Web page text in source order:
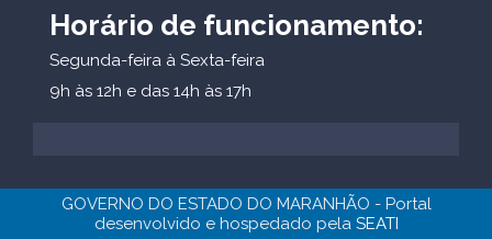
Horário de funcionamento:
Segunda-feira à Sexta-feira
9h às 12h e das 14h às 17h
GOVERNO DO ESTADO DO MARANHÃO - Portal
desenvolvido e hospedado pela SEATI